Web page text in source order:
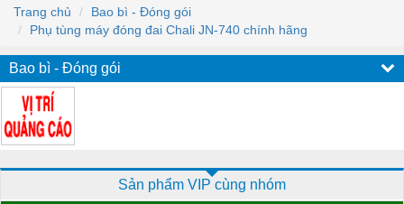
Trang chủ
Bao bì - Đóng gói
Phụ tùng máy đóng đai Chali JN-740 chính hãng
Bao bì - Đóng gói
Sản phẩm VIP cùng nhóm